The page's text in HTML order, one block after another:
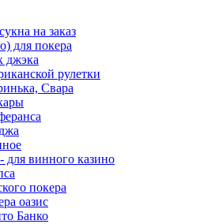
на заказ
для покера
джэка
рулетки
Свара
для винного казино
покера
оазис
Банко